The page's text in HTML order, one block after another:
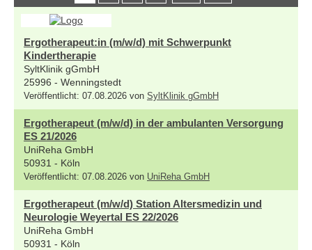
Ergotherapeut:in (m/w/d) mit Schwerpunkt
Kindertherapie
SyltKlinik gGmbH
25996 - Wenningstedt
Veröffentlicht: 07.08.2026 von SyltKlinik gGmbH
Ergotherapeut (m/w/d) in der ambulanten Versorgung
ES 21/2026
UniReha GmbH
50931 - Köln
Veröffentlicht: 07.08.2026 von UniReha GmbH
Ergotherapeut (m/w/d) Station Altersmedizin und
Neurologie Weyertal ES 22/2026
UniReha GmbH
50931 - Köln